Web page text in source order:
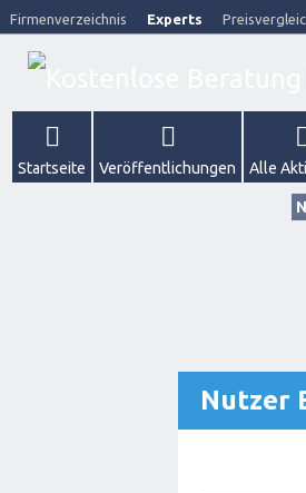
Firmenverzeichnis Experts
Startseite Veröffentlichungen Alle
Nutzer